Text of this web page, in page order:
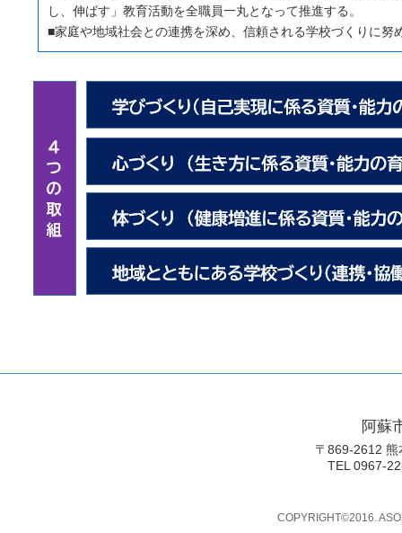
し、伸ばす」教育活動を全職員一丸となって推進する。
■家庭や地域社会との連携を深め、信頼される学校づくりに努
阿蘇
〒869-2612 熊
TEL 0967-
COPYRIGHT©2016.